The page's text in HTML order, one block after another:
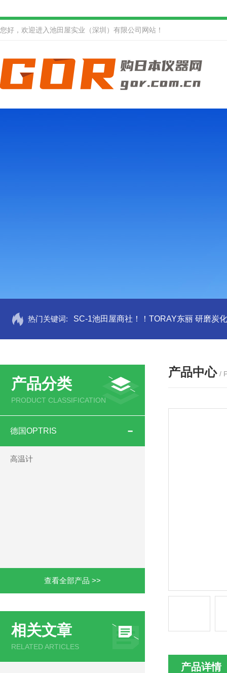
您好，欢迎进入池田屋实业（深圳）有限公司网站！
热门关键词: SC-1池田屋商社！！TORAY东丽 研磨炭
产品分类
PRODUCT CLASSIFICATION
德国OPTRIS
高温计
查看全部产品 >>
相关文章
RELATED ARTICLES
产品中心 /
产品详情